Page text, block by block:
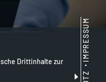
IMPRESSUM
Drittinhalte zur